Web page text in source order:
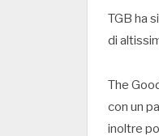
TGB ha
di
The
con un
inoltre